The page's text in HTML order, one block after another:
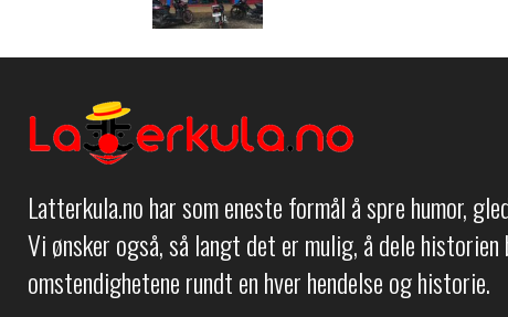
Latterkula.no har som eneste formål å spre humor,
Vi ønsker også, så langt det er mulig, å dele historien
omstendighetene rundt en hver hendelse og historie.